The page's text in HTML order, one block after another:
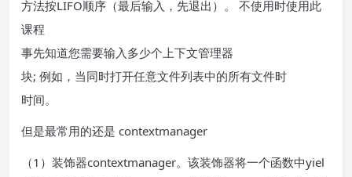
方法按LIFO顺序（最后输入，先退出）。 不使用时使用此
课程
事先知道您需要输入多少个上下文管理器
块; 例如，当同时打开任意文件列表中的所有文件时
时间。
但是最常用的还是 contextmanager
（1）装饰器contextmanager。该装饰器将一个函数中yiel